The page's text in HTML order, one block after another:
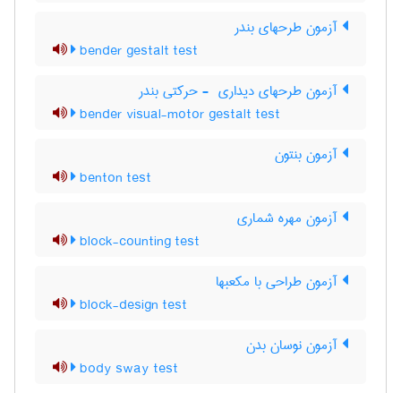
آزمون طرحهای بندر
bender gestalt test
آزمون طرحهای دیداری ‎ - حرکتی بندر
bender visual-motor gestalt test
آزمون بنتون
benton test
آزمون مهره شماری
block-counting test
آزمون طراحی با مکعبها
block-design test
آزمون نوسان بدن
body sway test